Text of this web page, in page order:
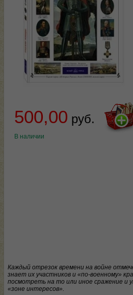
500,00 руб.
В наличии
Каждый отрезок времени на войне
знает их участников и «по-военному»
посмотреть на то или иное сражение и
«зоне интересов».